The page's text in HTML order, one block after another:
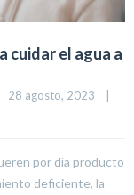
cuidar el agua a
28 agosto, 2023 |
por día producto
deficiente, la